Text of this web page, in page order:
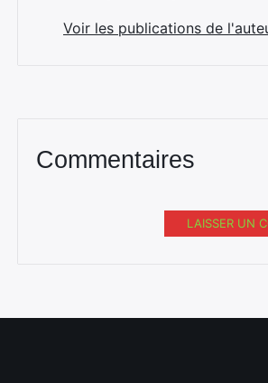
Voir les publications de
Commentaires
LAISSER UN